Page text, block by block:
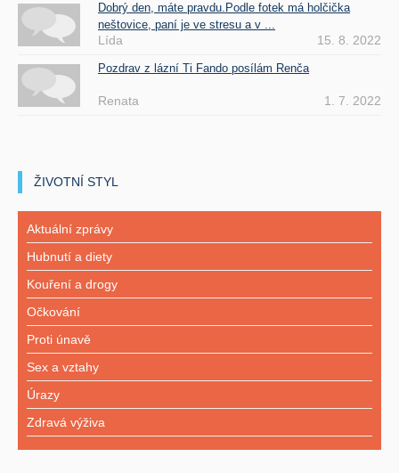
Dobrý den, máte pravdu.Podle fotek má holčička
neštovice, paní je ve stresu a v ...
Lída 15. 8. 2022
Pozdrav z lázní Ti Fando posílám Renča
Renata 1. 7. 2022
ŽIVOTNÍ STYL
Aktuální zprávy
Hubnutí a diety
Kouření a drogy
Očkování
Proti únavě
Sex a vztahy
Úrazy
Zdravá výživa